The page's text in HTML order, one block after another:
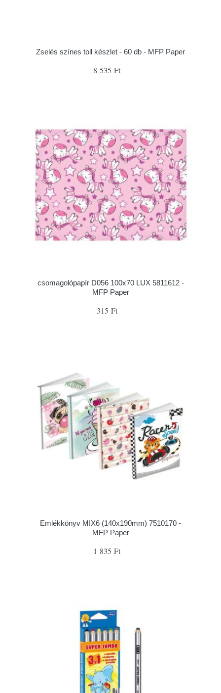
Zselés színes toll készlet - 60 db - MFP Paper
8 535 Ft
csomagolópapír D056 100x70 LUX 5811612 -
MFP Paper
315 Ft
Emlékkönyv MIX6 (140x190mm) 7510170 -
MFP Paper
1 835 Ft